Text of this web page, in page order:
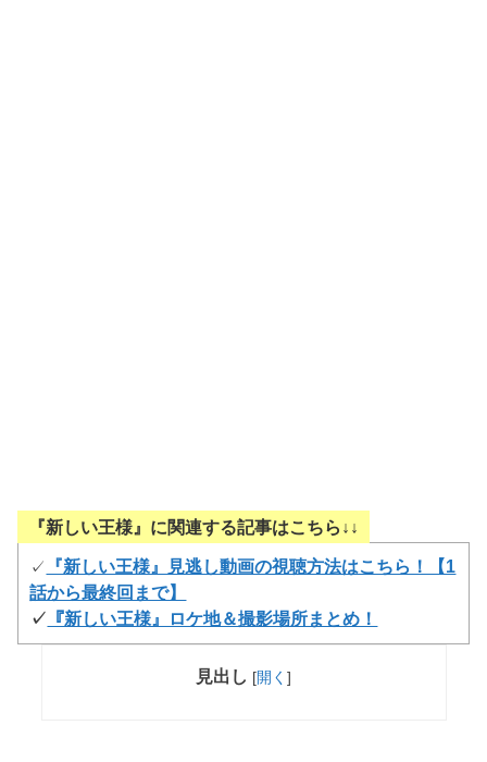
『新しい王様』に関連する記事はこちら↓↓
✓
『新しい王様』見逃し動画の視聴方法はこちら！【1
話から最終回まで】
✓ 『新しい王様』ロケ地＆撮影場所まとめ！
見出し [開く ]